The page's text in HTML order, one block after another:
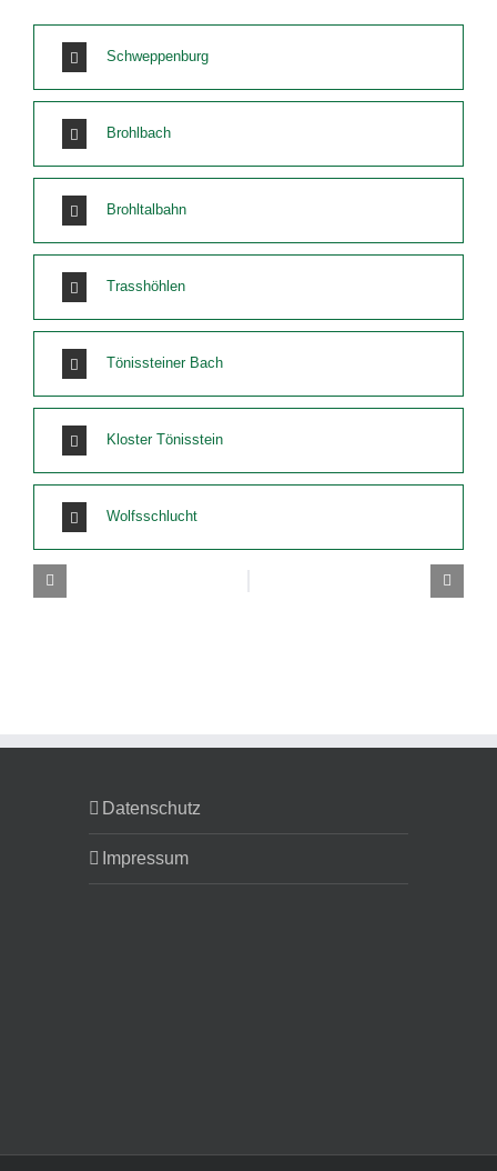
Schweppenburg
Brohlbach
Brohltalbahn
Trasshöhlen
Tönissteiner Bach
Kloster Tönisstein
Wolfsschlucht
Datenschutz
Impressum